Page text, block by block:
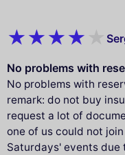
No problems with
No problems with
remark: do not buy
request a lot of
one of us could not
Saturdays' events